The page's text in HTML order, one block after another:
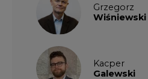
Grzegorz
Wiśniewski
Kacper
Galewski